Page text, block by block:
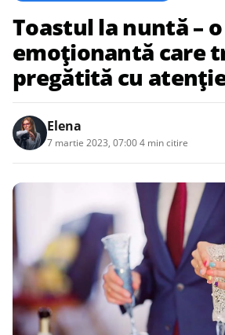
Toastul la nuntă –
emoționantă care
pregătită cu
Elena
7 martie 2023, 07:004 min citire